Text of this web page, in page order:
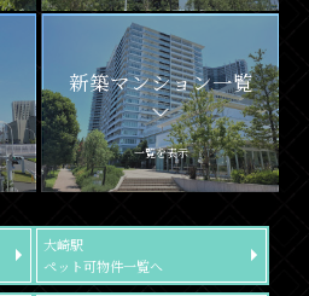
新築マンション一覧
一覧を表示
大崎駅
ペット可物件一覧へ